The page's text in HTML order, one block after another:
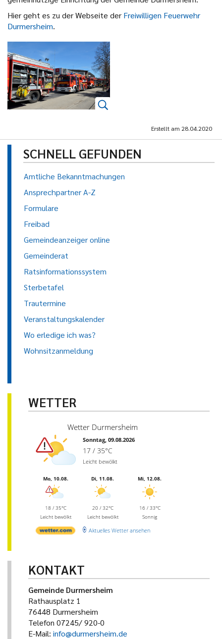
Hier geht es zu der Webseite der Freiwilligen Feuerwehr
Durmersheim.
Erstellt am 28.04.2020
SCHNELL GEFUNDEN
Amtliche Bekanntmachungen
Ansprechpartner A-Z
Formulare
Freibad
Gemeindeanzeiger online
Gemeinderat
Ratsinformationssystem
Sterbetafel
Trautermine
Veranstaltungskalender
Wo erledige ich was?
Wohnsitzanmeldung
WETTER
Wetter Durmersheim
Sonntag, 09.08.2026
17 / 35°C
Leicht bewölkt
Mo, 10.08.
18 / 35°C
Leicht bewölkt
Di, 11.08.
20 / 32°C
Leicht bewölkt
Mi, 12.08.
16 / 33°C
Sonnig
Aktuelles Wetter ansehen
KONTAKT
Gemeinde Durmersheim
Rathausplatz 1
76448 Durmersheim
Telefon 07245/ 920-0
E-Mail: info@durmersheim.de